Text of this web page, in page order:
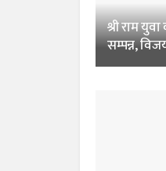
श्री राम
सम्पन्न,